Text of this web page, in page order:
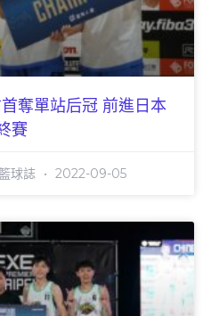
奪單站后冠 前進日本
賽
球誌 2022-09-05